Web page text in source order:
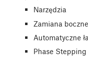
Narzędzia
Zamiana
Automatyczne
Phase Stepping